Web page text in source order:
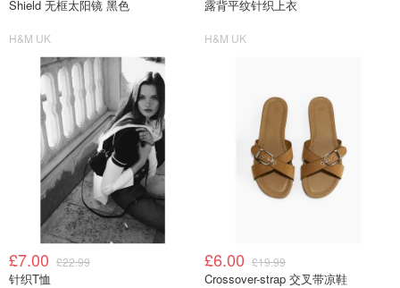
Shield 无框太阳镜 黑色
H&M UK
露背平纹针织上衣
H&M UK
£7.00 £22.99
针织T恤
£6.00 £19.99
Crossover-strap 交叉带凉鞋